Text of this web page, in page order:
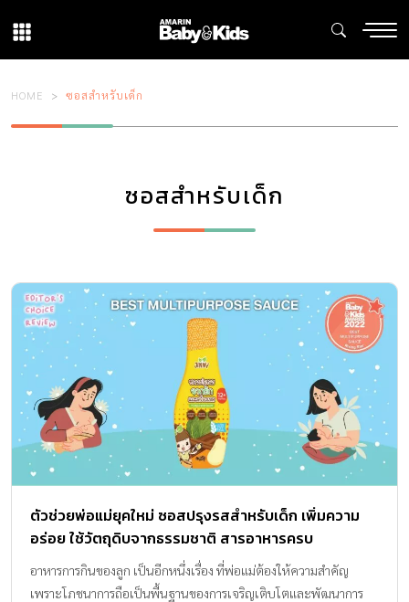
HOME ซอสสำหรับเด็ก
ซอสสำหรับเด็ก
ตัวช่วยพ่อแม่ยุคใหม่ ซอสปรุงรสสำหรับเด็ก เพิ่มความ
อร่อย ใช้วัตถุดิบจากธรรมชาติ สารอาหารครบ
อาหารการกินของลูก เป็นอีกหนึ่งเรื่อง ที่พ่อแม่ต้องให้ความสำคัญ
เพราะโภชนาการถือเป็นพื้นฐานของการเจริญเติบโตและพัฒนาการ